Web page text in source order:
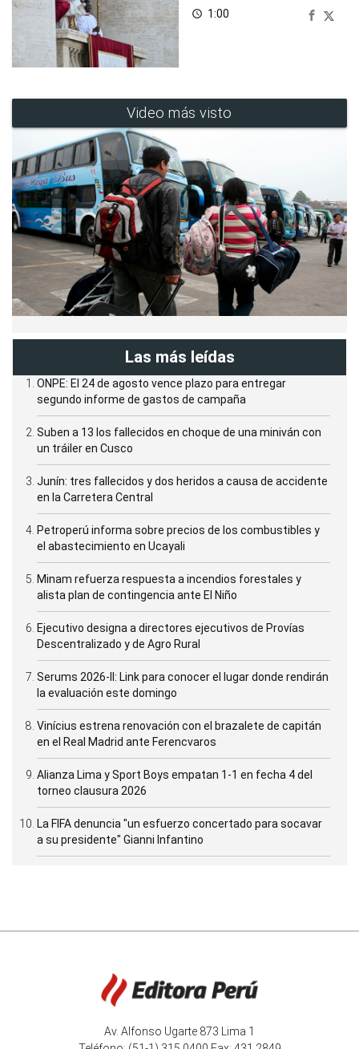
access_time 1:00
Video más visto
Las más leídas
ONPE: El 24 de agosto vence plazo para entregar
segundo informe de gastos de campaña
Suben a 13 los fallecidos en choque de una miniván con
un tráiler en Cusco
Junín: tres fallecidos y dos heridos a causa de accidente
en la Carretera Central
Petroperú informa sobre precios de los combustibles y
el abastecimiento en Ucayali
Minam refuerza respuesta a incendios forestales y
alista plan de contingencia ante El Niño
Ejecutivo designa a directores ejecutivos de Provías
Descentralizado y de Agro Rural
Serums 2026-II: Link para conocer el lugar donde rendirán
la evaluación este domingo
Vinícius estrena renovación con el brazalete de capitán
en el Real Madrid ante Ferencvaros
Alianza Lima y Sport Boys empatan 1-1 en fecha 4 del
torneo clausura 2026
La FIFA denuncia "un esfuerzo concertado para socavar
a su presidente" Gianni Infantino
Av. Alfonso Ugarte 873 Lima 1